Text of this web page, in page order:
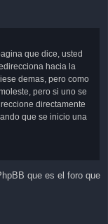
que dice, usted
hacia la
demas, pero como
pero si uno se
directamente
que se inicio una
que es el foro que